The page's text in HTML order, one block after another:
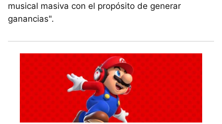
musical masiva con el propósito de generar
ganancias".